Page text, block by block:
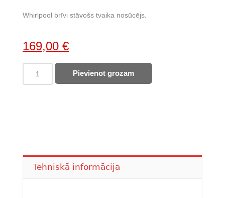
Whirlpool brīvi stāvošs tvaika nosūcējs.
Original
price
was:
169,00 €Current
price
is:
WHIRLPOOL
tvaika
Pievienot grozam
Tehniskā informācija